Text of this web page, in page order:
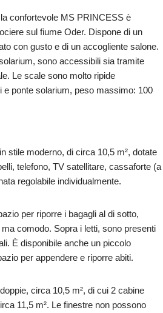
confortevole MS PRINCESS è
sul fiume Oder. Dispone di un
con gusto e di un accogliente salone.
sono accessibili sia tramite
Le scale sono molto ripide
e ponte solarium, peso massimo: 100
stile moderno, di circa 10,5 m², dotate
telefono, TV satellitare, cassaforte (a
regolabile individualmente.
per riporre i bagagli al di sotto,
comodo. Sopra i letti, sono presenti
È disponibile anche un piccolo
per appendere e riporre abiti.
circa 10,5 m², di cui 2 cabine
11,5 m². Le finestre non possono